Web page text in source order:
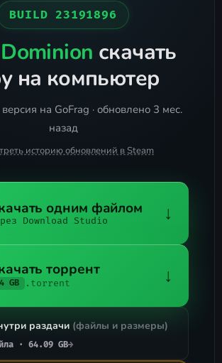
BUILD 23191896
скачать
на компьютер
на GoFrag · обновлено 3 мес.
назад
историю обновлений в Steam
одним файлом
Download Studio ↓
торрент
GB .torrent ↓
раздачи (файлы и размеры)
· 64.09 GB→